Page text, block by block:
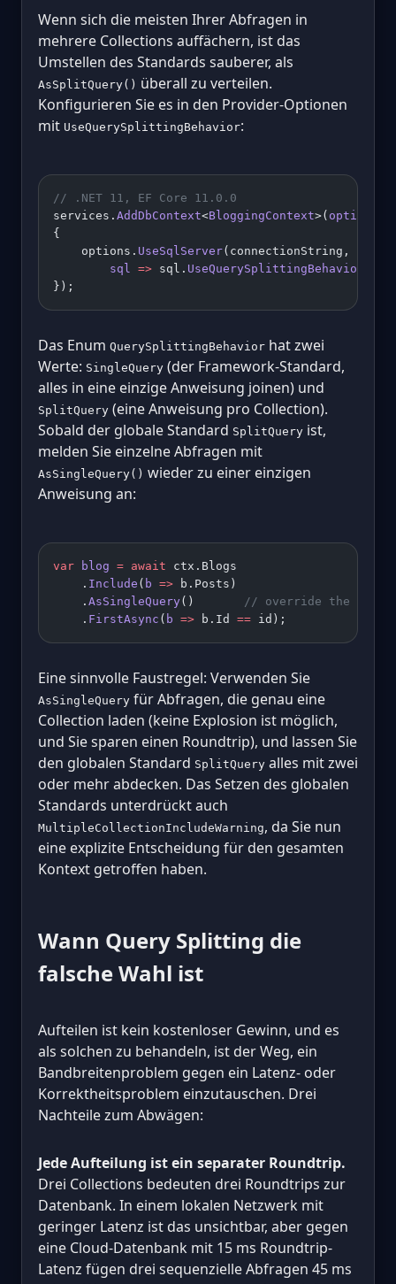
Wenn sich die meisten Ihrer Abfragen in
mehrere Collections auffächern, ist das
Umstellen des Standards sauberer, als
AsSplitQuery() überall zu verteilen.
Konfigurieren Sie es in den Provider-Optionen
mit UseQuerySplittingBehavior:
// .NET 11, EF Core 11.0.0
services. AddDbContext<BloggingContext>( options
{
    options.
UseSqlServer(connectionString,
        sql
=> sql. UseQuerySplittingBehavior
});
Das Enum QuerySplittingBehavior hat zwei
Werte: SingleQuery (der Framework-Standard,
alles in eine einzige Anweisung joinen) und
SplitQuery (eine Anweisung pro Collection).
Sobald der globale Standard SplitQuery ist,
melden Sie einzelne Abfragen mit
AsSingleQuery() wieder zu einer einzigen
Anweisung an:
var blog = await ctx.Blogs
    .
Include ( b => b.Posts)
    .
AsSingleQuery()
// override the
    .
FirstAsync ( b => b.Id == id);
Eine sinnvolle Faustregel: Verwenden Sie
AsSingleQuery für Abfragen, die genau eine
Collection laden (keine Explosion ist möglich,
und Sie sparen einen Roundtrip), und lassen Sie
den globalen Standard SplitQuery alles mit zwei
oder mehr abdecken. Das Setzen des globalen
Standards unterdrückt auch
MultipleCollectionIncludeWarning, da Sie nun
eine explizite Entscheidung für den gesamten
Kontext getroffen haben.
Wann Query Splitting die
falsche Wahl ist
Aufteilen ist kein kostenloser Gewinn, und es
als solchen zu behandeln, ist der Weg, ein
Bandbreitenproblem gegen ein Latenz- oder
Korrektheitsproblem einzutauschen. Drei
Nachteile zum Abwägen:
Jede Aufteilung ist ein separater Roundtrip.
Drei Collections bedeuten drei Roundtrips zur
Datenbank. In einem lokalen Netzwerk mit
geringer Latenz ist das unsichtbar, aber gegen
eine Cloud-Datenbank mit 15 ms Roundtrip-
Latenz fügen drei sequenzielle Abfragen 45 ms